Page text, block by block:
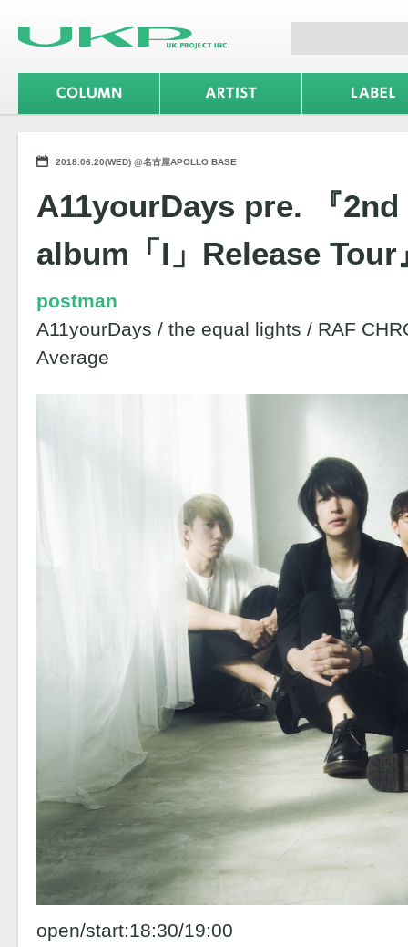
2018.06.20(WED) @名古屋APOLLO BASE
A11yourDays pre. 『
album「I」Release Tour
postman
A11yourDays / the equal lights / RAF
Average
open/start:18:30/19:00